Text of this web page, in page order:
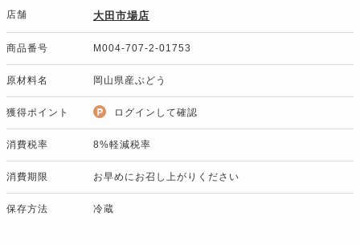
店舗 大田市場店
商品番号 M004-707-2-01753
原材料名 岡山県産ぶどう
獲得ポイント ログインして確認
消費税率 8%軽減税率
消費期限 お早めにお召し上がりください
保存方法 冷蔵